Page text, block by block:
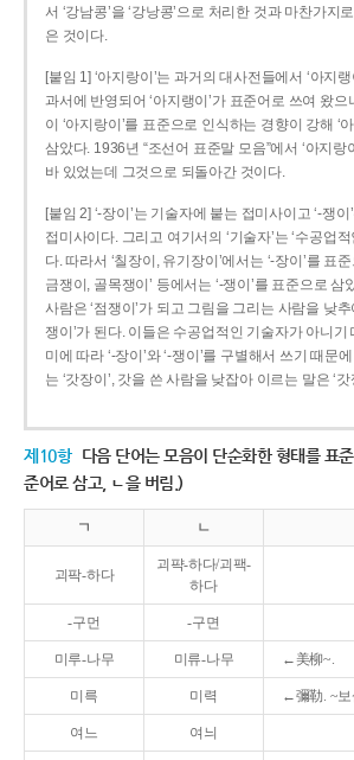
서 ‘강남콩’을 ‘강낭콩’으로 처리한 것과 마찬가지
은 것이다.
[붙임 1] ‘아지랑이’는 과거의 대사전들에서 ‘아지
과서에 반영되어 ‘아지랭이’가 표준어로 쓰여 왔
이 ‘아지랑이’를 표준으로 인식하는 경향이 강해 ‘
삼았다. 1936년 “조선어 표준말 모음”에서 ‘아지랑
바 있었는데 그것으로 되돌아간 것이다.
[붙임 2] ‘-장이’는 기술자에 붙는 접미사이고 ‘-쟁
접미사이다. 그리고 여기서의 ‘기술자’는 ‘수공업
다. 따라서 ‘칠장이, 유기장이’에서는 ‘-장이’를 표
금쟁이, 골목쟁이’ 등에서는 ‘-쟁이’를 표준으로 삼
사람은 ‘점쟁이’가 되고 그림을 그리는 사람을 낮
쟁이’가 된다. 이들은 수공업적인 기술자가 아니기
미에 따라 ‘-장이’와 ‘-쟁이’를 구별해서 쓰기 때문
는 ‘갓장이’, 갓을 쓴 사람을 낮잡아 이르는 말은 ‘갓
제10항 다음 단어는 모음이 단순화한 형태를 표
준어로 삼고, ㄴ을 버림.)
ㄱ ㄴ
괴팍-하다
괴퍅-하다/괴팩-
하다
-구먼 -구면
미루-나무 미류-나무 ←美柳~.
미륵 미력 ←彌勒. ~보
여느 여늬